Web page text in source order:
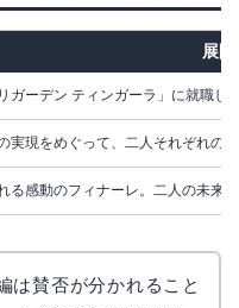
展開
ガーデン ティンガーラ」に就職
実現をめぐって、二人それぞれの
る感動のフィナーレ。二人の未来
は賛否が分かれること